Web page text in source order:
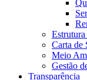
Carta de
Meio
Gestão
Transparência